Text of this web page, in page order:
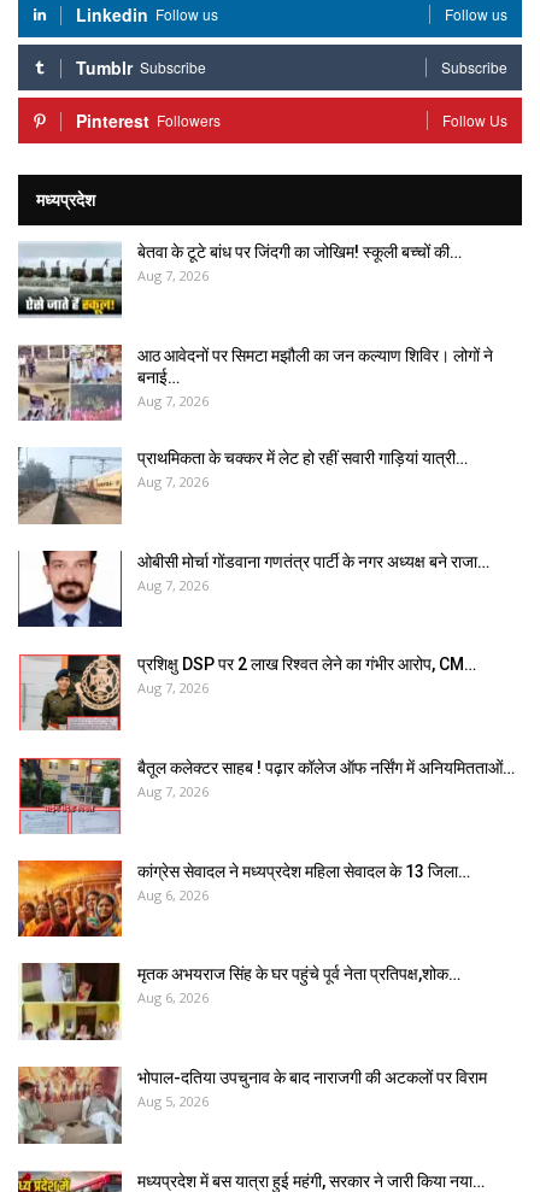
Linkedin Follow us Follow us
Tumblr Subscribe Subscribe
Pinterest Followers Follow Us
मध्यप्रदेश
बेतवा के टूटे बांध पर जिंदगी का जोखिम! स्कूली बच्चों की…
Aug 7, 2026
आठ आवेदनों पर सिमटा मझौली का जन कल्याण शिविर। लोगों ने
बनाई…
Aug 7, 2026
प्राथमिकता के चक्कर में लेट हो रहीं सवारी गाड़ियां यात्री…
Aug 7, 2026
ओबीसी मोर्चा गोंडवाना गणतंत्र पार्टी के नगर अध्यक्ष बने राजा…
Aug 7, 2026
प्रशिक्षु DSP पर ₹2 लाख रिश्वत लेने का गंभीर आरोप, CM…
Aug 7, 2026
बैतूल कलेक्टर साहब ! पढ़ार कॉलेज ऑफ नर्सिंग में अनियमितताओं…
Aug 7, 2026
कांग्रेस सेवादल ने मध्यप्रदेश महिला सेवादल के 13 जिला…
Aug 6, 2026
मृतक अभयराज सिंह के घर पहुंचे पूर्व नेता प्रतिपक्ष,शोक…
Aug 6, 2026
भोपाल-दतिया उपचुनाव के बाद नाराजगी की अटकलों पर विराम
Aug 5, 2026
मध्यप्रदेश में बस यात्रा हुई महंगी, सरकार ने जारी किया नया…